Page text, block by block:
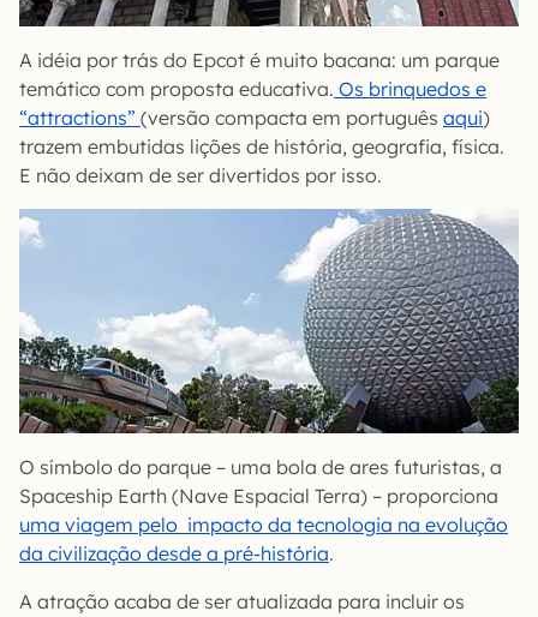
A idéia por trás do Epcot é muito bacana: um parque
temático com proposta educativa. Os brinquedos e
“attractions” (versão compacta em português aqui)
trazem embutidas lições de história, geografia, física.
E não deixam de ser divertidos por isso.
O símbolo do parque – uma bola de ares futuristas, a
Spaceship Earth (Nave Espacial Terra) – proporciona
uma viagem pelo impacto da tecnologia na evolução
da civilização desde a pré-história.
A atração acaba de ser atualizada para incluir os